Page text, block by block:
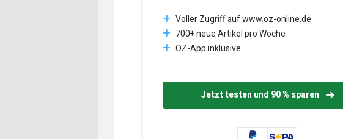
Voller Zugriff auf www.oz-online.de
700+ neue Artikel pro Woche
OZ-App inklusive
Jetzt testen und 90 % sparen